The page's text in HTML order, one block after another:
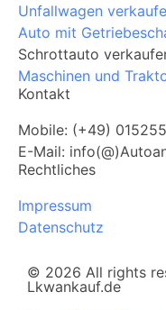
Unfallwagen
Auto mit
Schrottauto
Maschinen und
Kontakt
Mobile: (+49)
E-Mail:
Rechtliches
Impressum
Datenschutz
© 2026 All rights
Lkwankauf.de